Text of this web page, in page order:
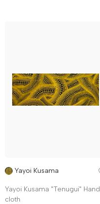
Yayoi Kusama
Yayoi Kusama "Tenugui" Hand
cloth